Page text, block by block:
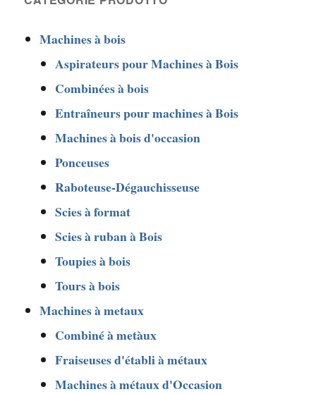
Machines à bois
Aspirateurs pour Machines à Bois
Combinées à bois
Entraîneurs pour machines à Bois
Machines à bois d'occasion
Ponceuses
Raboteuse-Dégauchisseuse
Scies à format
Scies à ruban à Bois
Toupies à bois
Tours à bois
Machines à metaux
Combiné à metàux
Fraiseuses d'établi à métaux
Machines à métaux d'Occasion